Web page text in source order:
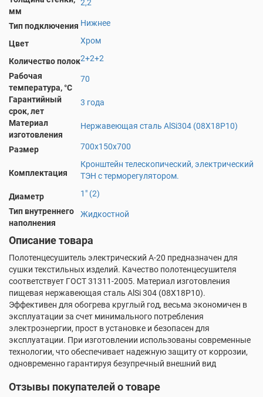
мм
2,2
Тип подключения Нижнее
Цвет Хром
Количество полок2+2+2
Рабочая
температура, °С
70
Гарантийный
срок, лет
3 года
Материал
изготовления
Нержавеющая сталь AlSi304 (08Х18Р10)
Размер 700х150х700
Комплектация
Кронштейн телескопический, электрический
ТЭН с терморегулятором.
Диаметр
1" (2)
Тип внутреннего
наполнения
Жидкостной
Описание товара
Полотенцесушитель электрический А-20 предназначен для
сушки текстильных изделий. Качество полотенцесушителя
соответствует ГОСТ 31311-2005. Материал изготовления
пищевая нержавеющая сталь AlSi 304 (08X18P10).
Эффективен для обогрева круглый год, весьма экономичен в
эксплуатации за счет минимального потребления
электроэнергии, прост в установке и безопасен для
эксплуатации. При изготовлении использованы современные
технологии, что обеспечивает надежную защиту от коррозии,
одновременно гарантируя безупречный внешний вид
Отзывы покупателей о товаре